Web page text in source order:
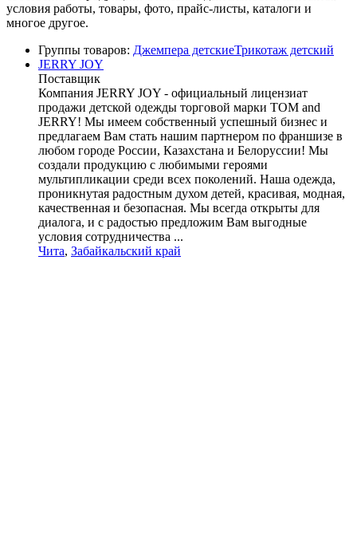
условия работы, товары, фото, прайс-листы, каталоги и
многое другое.
Группы товаров: Джемпера детскиеТрикотаж детский
JERRY JOY
Поставщик
Компания JERRY JOY - официальный лицензиат
продажи детской одежды торговой марки TOM and
JERRY! Мы имеем собственный успешный бизнес и
предлагаем Вам стать нашим партнером по франшизе в
любом городе России, Казахстана и Белоруссии! Мы
создали продукцию с любимыми героями
мультипликации среди всех поколений. Наша одежда,
проникнутая радостным духом детей, красивая, модная,
качественная и безопасная. Мы всегда открыты для
диалога, и с радостью предложим Вам выгодные
условия сотрудничества ...
Чита, Забайкальский край